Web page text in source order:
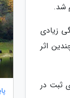
شد.
زیادی
اثر
ثبت در